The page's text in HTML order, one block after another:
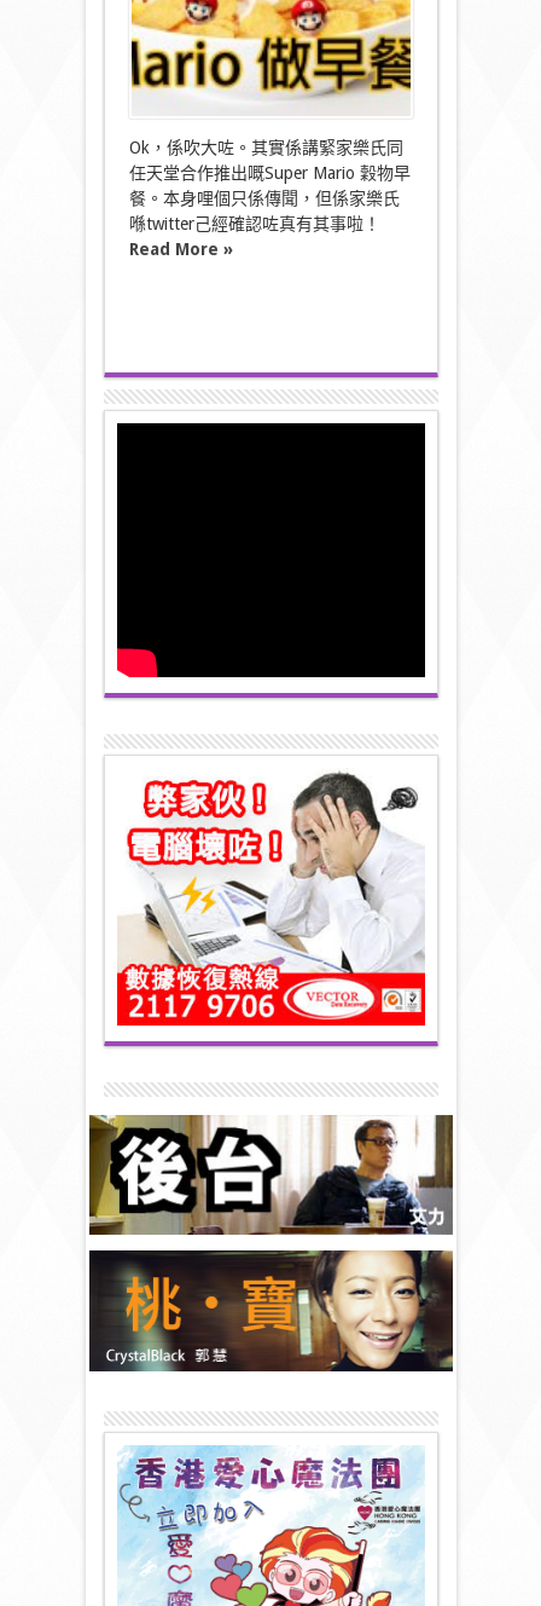
Ok，係吹大咗。其實係講緊家樂氏同
任天堂合作推出嘅Super Mario 穀物早
餐。本身哩個只係傳聞，但係家樂氏
喺twitter己經確認咗真有其事啦！
Read More »